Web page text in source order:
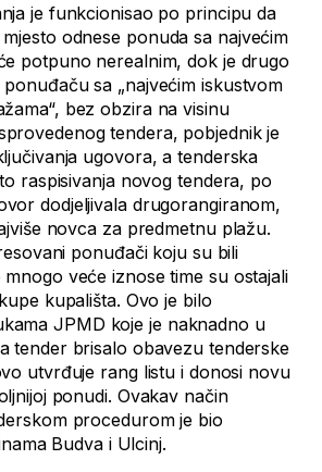
je funkcionisao po principu da
odnese ponuda sa najvećim
potpuno nerealnim, dok je drugo
sa „najvećim iskustvom
bez obzira na visinu
tendera, pobjednik je
ugovora, a tenderska
raspisivanja novog tendera, po
dodjeljivala drugorangiranom,
novca za predmetnu plažu.
ponuđači koju su bili
veće iznose time su ostajali
kupališta. Ovo je bilo
JPMD koje je naknadno u
tender brisalo obavezu tenderske
utvrđuje rang listu i donosi novu
ponudi. Ovakav način
procedurom je bio
Budva i Ulcinj.